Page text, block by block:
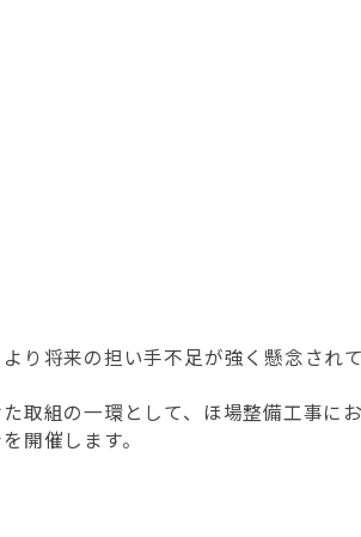
り将来の担い手不足が強く懸念され
取組の一環として、ほ場整備工事に
開催します。